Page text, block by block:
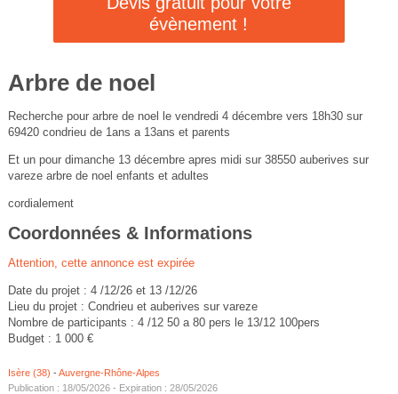
évènement !
Arbre de noel
Recherche pour arbre de noel le vendredi 4 décembre vers 18h30 sur
69420 condrieu de 1ans a 13ans et parents
Et un pour dimanche 13 décembre apres midi sur 38550 auberives sur
vareze arbre de noel enfants et adultes
cordialement
Coordonnées & Informations
Attention, cette annonce est expirée
Date du projet : 4 /12/26 et 13 /12/26
Lieu du projet : Condrieu et auberives sur vareze
Nombre de participants : 4 /12 50 a 80 pers le 13/12 100pers
Budget : 1 000 €
Isère (38) -Auvergne-Rhône-Alpes
Publication : 18/05/2026 - Expiration : 28/05/2026